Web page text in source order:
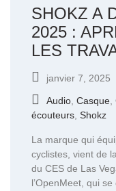
SHOKZ A
2025 :
LES
janvier 7, 2025
Audio Casque
écouteurs Shokz
La marque qui
cyclistes, vient de
du CES de Las
l’OpenMeet, qui